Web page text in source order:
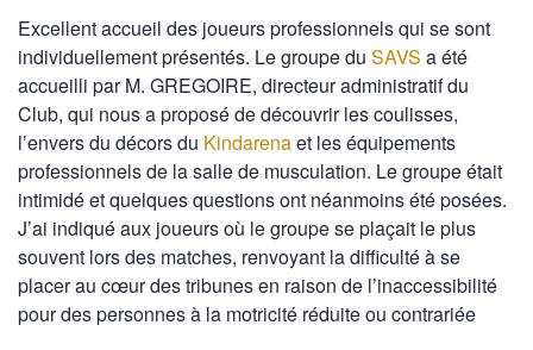
Excellent accueil des joueurs professionnels qui se sont
individuellement présentés. Le groupe du SAVS a été
accueilli par M. GREGOIRE, directeur administratif du
Club, qui nous a proposé de découvrir les coulisses,
l’envers du décors du Kindarenaet les équipements
professionnels de la salle de musculation. Le groupe était
intimidé et quelques questions ont néanmoins été posées.
J’ai indiqué aux joueurs où le groupe se plaçait le plus
souvent lors des matches, renvoyant la difficulté à se
placer au cœur des tribunes en raison de l’inaccessibilité
pour des personnes à la motricité réduite ou contrariée